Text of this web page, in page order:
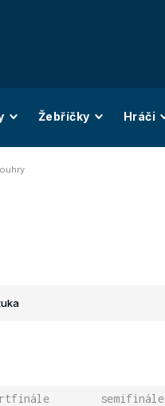
Žebříčky Hráči
semifinále